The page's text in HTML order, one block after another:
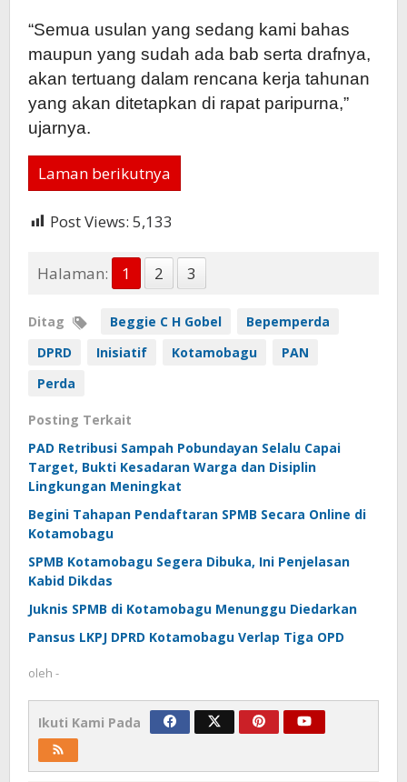
“Semua usulan yang sedang kami bahas
maupun yang sudah ada bab serta drafnya,
akan tertuang dalam rencana kerja tahunan
yang akan ditetapkan di rapat paripurna,”
ujarnya.
Laman berikutnya
Post Views: 5,133
Halaman: 1 2 3
Ditag Beggie C H Gobel
Bepemperda
DPRD
Inisiatif Kotamobagu
PAN
Perda
Posting Terkait
PAD Retribusi Sampah Pobundayan Selalu Capai
Target, Bukti Kesadaran Warga dan Disiplin
Lingkungan Meningkat
Begini Tahapan Pendaftaran SPMB Secara Online di
Kotamobagu
SPMB Kotamobagu Segera Dibuka, Ini Penjelasan
Kabid Dikdas
Juknis SPMB di Kotamobagu Menunggu Diedarkan
Pansus LKPJ DPRD Kotamobagu Verlap Tiga OPD
oleh -
Ikuti Kami Pada